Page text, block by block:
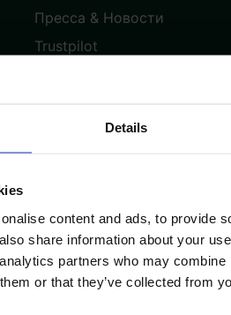
Details
content and ads, to provide
share information about your
partners who may
or that they’ve collected from
Пресса & Новости
Trustpilot
E-FARM 2026 ©